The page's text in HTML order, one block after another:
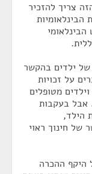
צריך להזכיר
הבינלאומיות
ילדים בהקשר
על זכויות
מטופלים
אבל בעקבות
הילד,
של חינוך ראוי
היקף ההכרה